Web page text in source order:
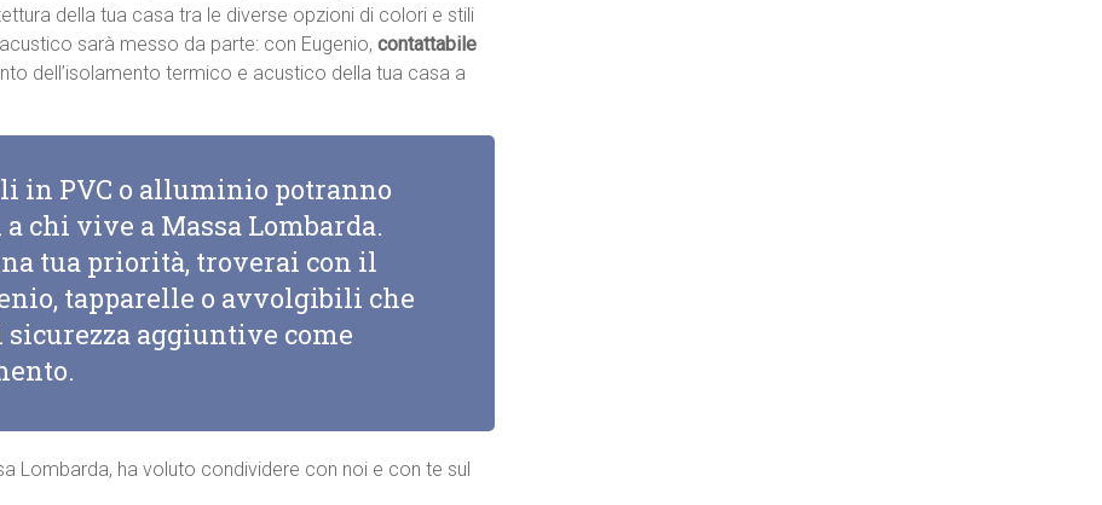
della tua casa tra le diverse opzioni di colori e stili
sarà messo da parte: con Eugenio, contattabile
dell’isolamento termico e acustico della tua casa a
in PVC o alluminio potranno
chi vive a Massa Lombarda.
tua priorità, troverai con il
tapparelle o avvolgibili che
aggiuntive come
Lombarda, ha voluto condividere con noi e con te sul